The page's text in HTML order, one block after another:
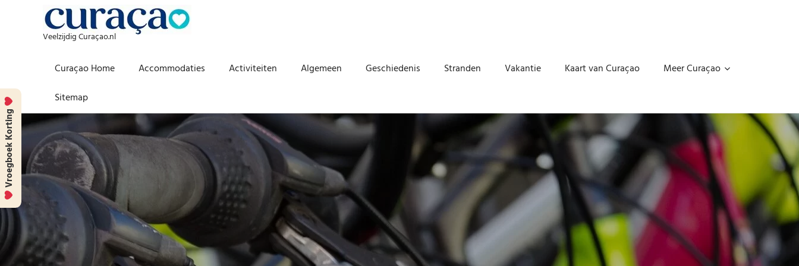
Skip
to
content
Veelzijdig Curaçao.nl
Curaçao Home Accommodaties Activiteiten Algemeen Geschiedenis Stranden Vakantie Kaart van Curaçao
Meer Curaçao
Sitemap
Vroegboek Korting